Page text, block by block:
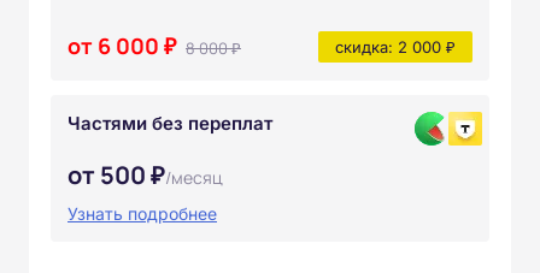
от 6 000 ₽ 8 000 ₽ скидка: 2 000 ₽
Частями без переплат
от 500 ₽/месяц
Узнать подробнее